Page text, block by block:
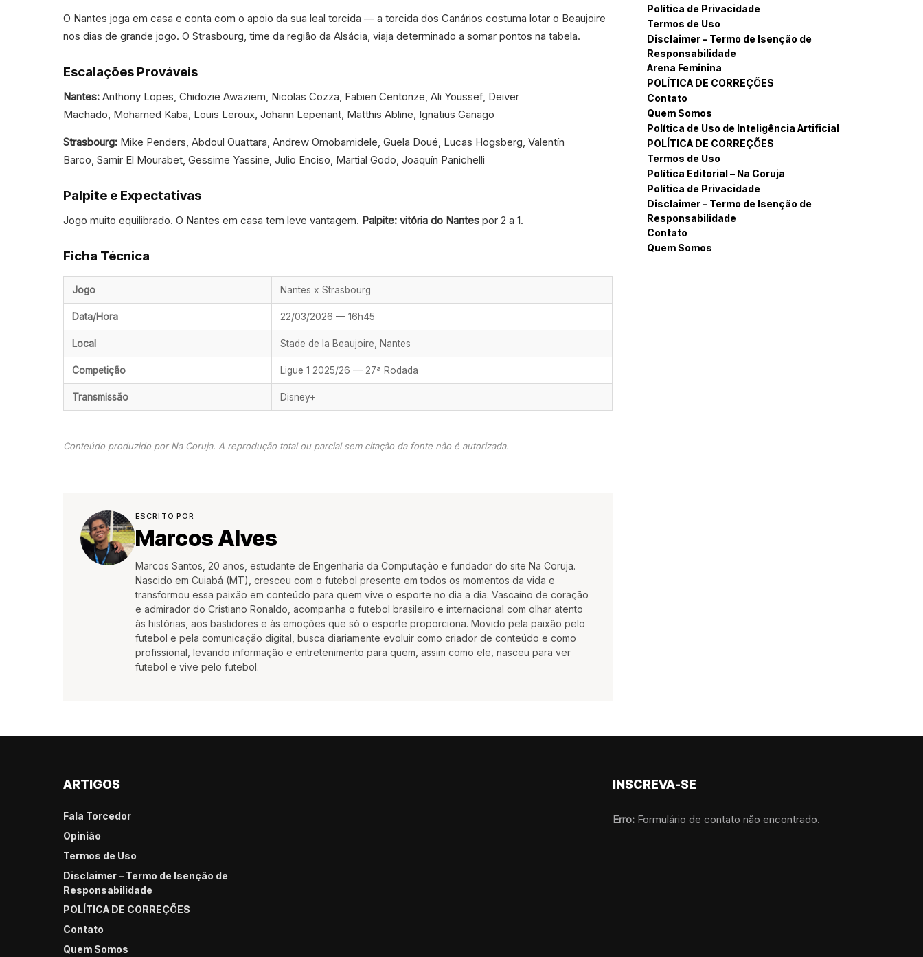
O Nantes joga em casa e conta com o apoio da sua leal torcida — a torcida dos Canários costuma lotar o Beaujoire
nos dias de grande jogo. O Strasbourg, time da região da Alsácia, viaja determinado a somar pontos na tabela.
Escalações Prováveis
Nantes: Anthony Lopes, Chidozie Awaziem, Nicolas Cozza, Fabien Centonze, Ali Youssef, Deiver
Machado, Mohamed Kaba, Louis Leroux, Johann Lepenant, Matthis Abline, Ignatius Ganago
Strasbourg: Mike Penders, Abdoul Ouattara, Andrew Omobamidele, Guela Doué, Lucas Hogsberg, Valentín
Barco, Samir El Mourabet, Gessime Yassine, Julio Enciso, Martial Godo, Joaquín Panichelli
Palpite e Expectativas
Jogo muito equilibrado. O Nantes em casa tem leve vantagem. Palpite: vitória do Nantes por 2 a 1.
Ficha Técnica
Jogo Nantes x Strasbourg
Data/Hora 22/03/2026 — 16h45
Local Stade de la Beaujoire, Nantes
Competição Ligue 1 2025/26 — 27ª Rodada
Transmissão Disney+
Conteúdo produzido por Na Coruja. A reprodução total ou parcial sem citação da fonte não é autorizada.
ESCRITO POR
Marcos Alves
Marcos Santos, 20 anos, estudante de Engenharia da Computação e fundador do site Na Coruja.
Nascido em Cuiabá (MT), cresceu com o futebol presente em todos os momentos da vida e
transformou essa paixão em conteúdo para quem vive o esporte no dia a dia. Vascaíno de coração
e admirador do Cristiano Ronaldo, acompanha o futebol brasileiro e internacional com olhar atento
às histórias, aos bastidores e às emoções que só o esporte proporciona. Movido pela paixão pelo
futebol e pela comunicação digital, busca diariamente evoluir como criador de conteúdo e como
profissional, levando informação e entretenimento para quem, assim como ele, nasceu para ver
futebol e vive pelo futebol.
Política de Privacidade
Termos de Uso
Disclaimer – Termo de Isenção de
Responsabilidade
Arena Feminina
POLÍTICA DE CORREÇÕES
Contato
Quem Somos
Política de Uso de Inteligência Artificial
POLÍTICA DE CORREÇÕES
Termos de Uso
Política Editorial – Na Coruja
Política de Privacidade
Disclaimer – Termo de Isenção de
Responsabilidade
Contato
Quem Somos
ARTIGOS
Fala Torcedor
Opinião
Termos de Uso
Disclaimer – Termo de Isenção de
Responsabilidade
POLÍTICA DE CORREÇÕES
Contato
Quem Somos
INSCREVA-SE
Erro: Formulário de contato não encontrado.